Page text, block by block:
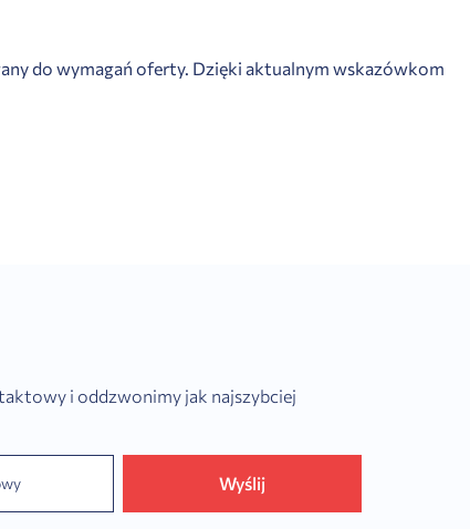
do wymagań oferty. Dzięki aktualnym wskazówkom
i oddzwonimy jak najszybciej
Wyślij